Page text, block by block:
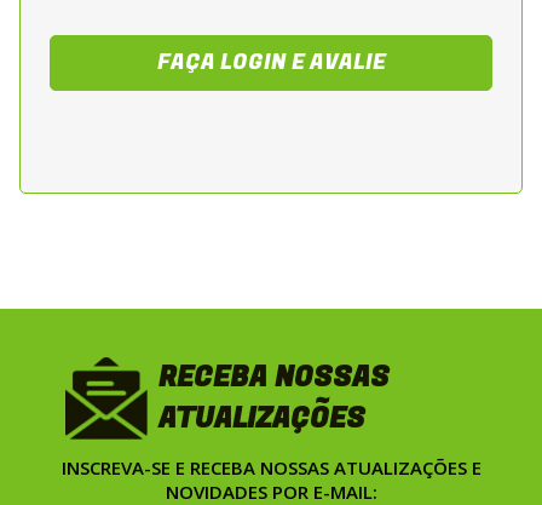
FAÇA LOGIN E AVALIE
RECEBA NOSSAS
ATUALIZAÇÕES
INSCREVA-SE E RECEBA NOSSAS ATUALIZAÇÕES E
NOVIDADES POR E-MAIL: